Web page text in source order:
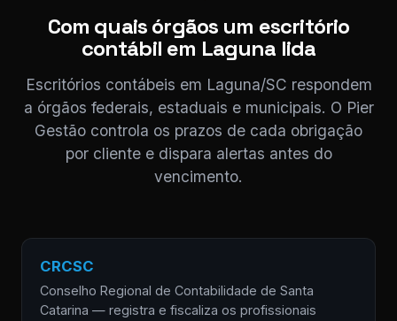
Com quais órgãos um escritório
contábil em Laguna lida
Escritórios contábeis em Laguna/SC respondem
a órgãos federais, estaduais e municipais. O Pier
Gestão controla os prazos de cada obrigação
por cliente e dispara alertas antes do
vencimento.
CRCSC
Conselho Regional de Contabilidade de Santa
Catarina — registra e fiscaliza os profissionais